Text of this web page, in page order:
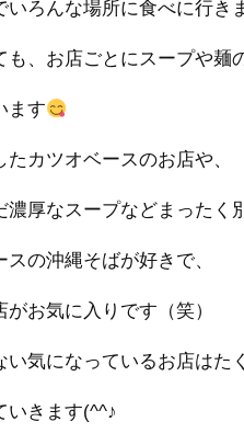
ろんな場所に食べに行き
も、お店ごとにスープや麺
ます
カツオベースのお店や、
厚なスープなどまったく
の沖縄そばが好きで、
お気に入りです（笑）
気になっているお店はた
いきます(^^♪